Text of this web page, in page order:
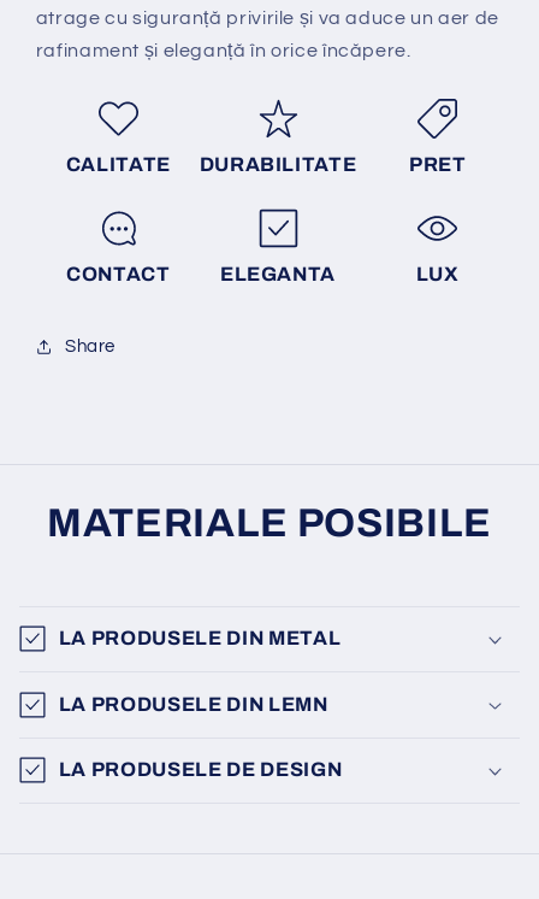
atrage cu siguranță privirile și va aduce un aer de
rafinament și eleganță în orice încăpere.
CALITATE DURABILITATE PRET
CONTACT ELEGANTA LUX
Share
MATERIALE POSIBILE
LA PRODUSELE DIN METAL
LA PRODUSELE DIN LEMN
LA PRODUSELE DE DESIGN